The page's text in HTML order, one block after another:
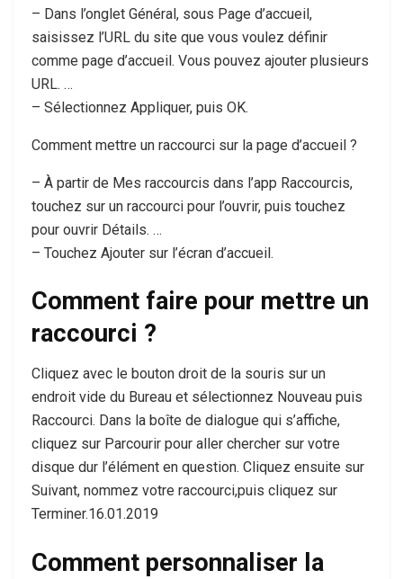
– Dans l’onglet Général, sous Page d’accueil,
saisissez l’URL du site que vous voulez définir
comme page d’accueil. Vous pouvez ajouter plusieurs
URL. …
– Sélectionnez Appliquer, puis OK.
Comment mettre un raccourci sur la page d’accueil ?
– À partir de Mes raccourcis dans l’app Raccourcis,
touchez sur un raccourci pour l’ouvrir, puis touchez
pour ouvrir Détails. …
– Touchez Ajouter sur l’écran d’accueil.
Comment faire pour mettre un
raccourci ?
Cliquez avec le bouton droit de la souris sur un
endroit vide du Bureau et sélectionnez Nouveau puis
Raccourci. Dans la boîte de dialogue qui s’affiche,
cliquez sur Parcourir pour aller chercher sur votre
disque dur l’élément en question. Cliquez ensuite sur
Suivant, nommez votre raccourci,puis cliquez sur
Terminer.16.01.2019
Comment personnaliser la